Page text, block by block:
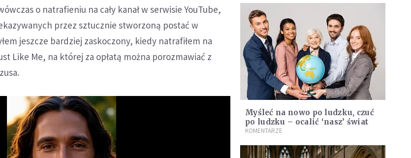
o natrafieniu na cały kanał w serwisie YouTube,
przez sztucznie stworzoną postać w
jeszcze bardziej zaskoczony, kiedy natrafiłem na
Like Me, na której za opłatą można porozmawiać z
Myśleć na nowo po ludzku, czuć
po ludzku – ocalić ‘nasz’ świat
KOMENTARZE